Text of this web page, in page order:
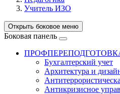
Учитель ИЗО
Открыть боковое меню
Боковая панель
Бухгалтерский учет
Архитектура и
Антикризисное